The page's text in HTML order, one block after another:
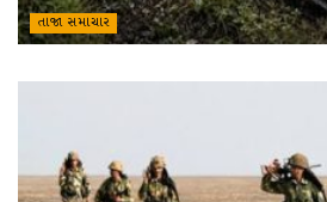
તાજા સમાચાર